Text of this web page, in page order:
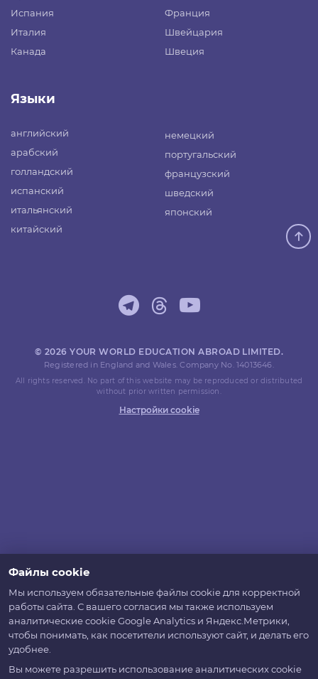
Испания
Италия
Канада
Франция
Швейцария
Швеция
Языки
английский
арабский
голландский
испанский
итальянский
китайский
немецкий
португальский
французский
шведский
японский
© 2026 YOUR WORLD EDUCATION ABROAD LIMITED.
Registered in England and Wales. Company No. 14013646.
All rights reserved. No part of this website may be reproduced or distributed
without prior written permission.
Настройки cookie
Файлы cookie
Мы используем обязательные файлы cookie для корректной
работы сайта. С вашего согласия мы также используем
аналитические cookie Google Analytics и Яндекс.Метрики,
чтобы понимать, как посетители используют сайт, и делать его
удобнее.
Вы можете разрешить использование аналитических cookie